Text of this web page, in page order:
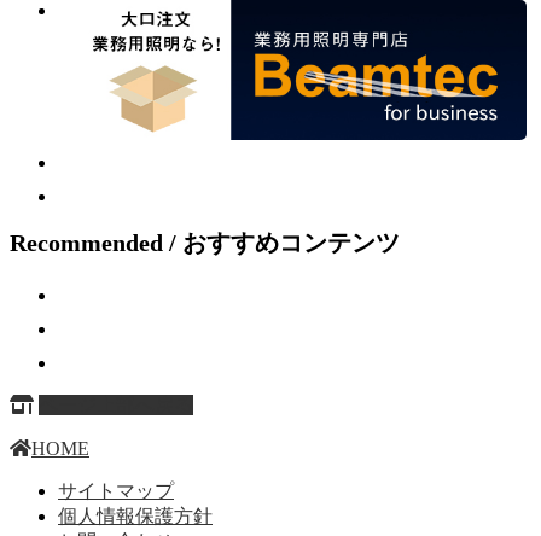
Recommended / おすすめコンテンツ
HOME
サイトマップ
個人情報保護方針